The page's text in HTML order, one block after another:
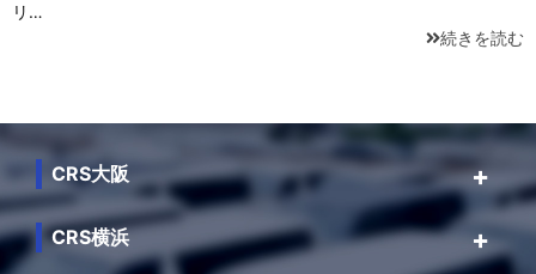
リ…
続きを読む
CRS大阪
CRS横浜